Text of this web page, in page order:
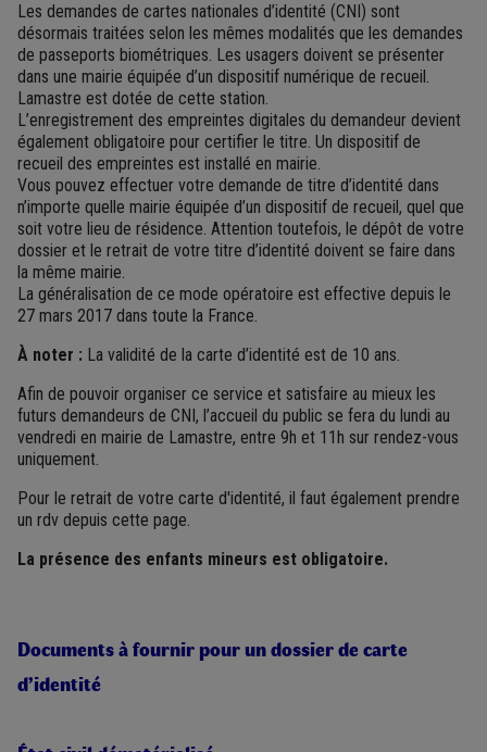
Les demandes de cartes nationales d’identité (CNI) sont
désormais traitées selon les mêmes modalités que les demandes
de passeports biométriques. Les usagers doivent se présenter
dans une mairie équipée d’un dispositif numérique de recueil.
Lamastre est dotée de cette station.
L’enregistrement des empreintes digitales du demandeur devient
également obligatoire pour certifier le titre. Un dispositif de
recueil des empreintes est installé en mairie.
Vous pouvez effectuer votre demande de titre d’identité dans
n’importe quelle mairie équipée d’un dispositif de recueil, quel que
soit votre lieu de résidence. Attention toutefois, le dépôt de votre
dossier et le retrait de votre titre d’identité doivent se faire dans
la même mairie.
La généralisation de ce mode opératoire est effective depuis le
27 mars 2017 dans toute la France.
À noter : La validité de la carte d’identité est de 10 ans.
Afin de pouvoir organiser ce service et satisfaire au mieux les
futurs demandeurs de CNI, l’accueil du public se fera du lundi au
vendredi en mairie de Lamastre, entre 9h et 11h sur rendez-vous
uniquement.
Pour le retrait de votre carte d'identité, il faut également prendre
un rdv depuis cette page.
La présence des enfants mineurs est obligatoire.
Documents à fournir pour un dossier de carte
d’identité